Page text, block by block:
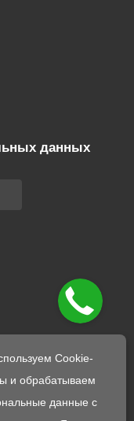
данных
с менеджером)
Cookie-
и обрабатываем
данные с